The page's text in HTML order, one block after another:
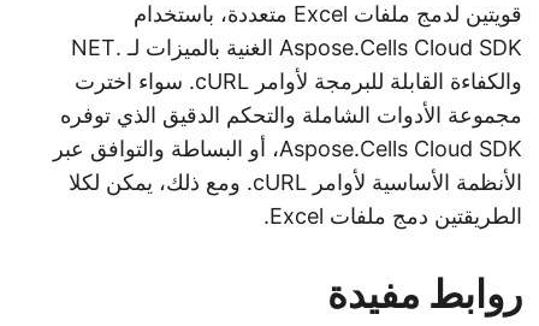
قويتين لدمج ملفات Excel متعددة، باستخدام
Aspose.Cells Cloud SDK الغنية بالميزات لـ .NET
والكفاءة القابلة للبرمجة لأوامر cURL. سواء اخترت
مجموعة الأدوات الشاملة والتحكم الدقيق الذي توفره
Aspose.Cells Cloud SDK، أو البساطة والتوافق عبر
الأنظمة الأساسية لأوامر cURL. ومع ذلك، يمكن لكلا
الطريقتين دمج ملفات Excel.
روابط مفيدة